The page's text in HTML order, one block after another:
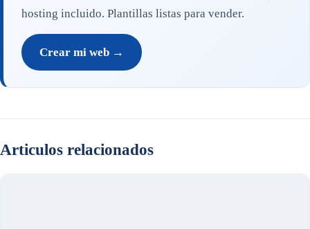
hosting incluido. Plantillas listas para vender.
Crear mi web →
Articulos relacionados